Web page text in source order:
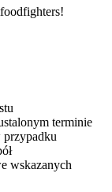
terminie
przypadku
wskazanych